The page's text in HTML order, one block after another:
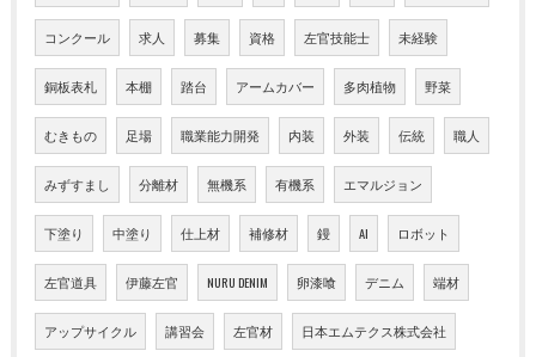
コンクール 求人 募集 資格 左官技能士 未経験
銅板表札 本棚 踏台 アームカバー 多肉植物 野菜
むきもの 足場 職業能力開発 内装 外装 伝統 職人
みずすまし 分離材 無機系 有機系 エマルジョン
下塗り 中塗り 仕上材 補修材 鏝 AI ロボット
左官道具 伊藤左官 NURU DENIM 卵漆喰 デニム 端材
アップサイクル 講習会 左官材 日本エムテクス株式会社